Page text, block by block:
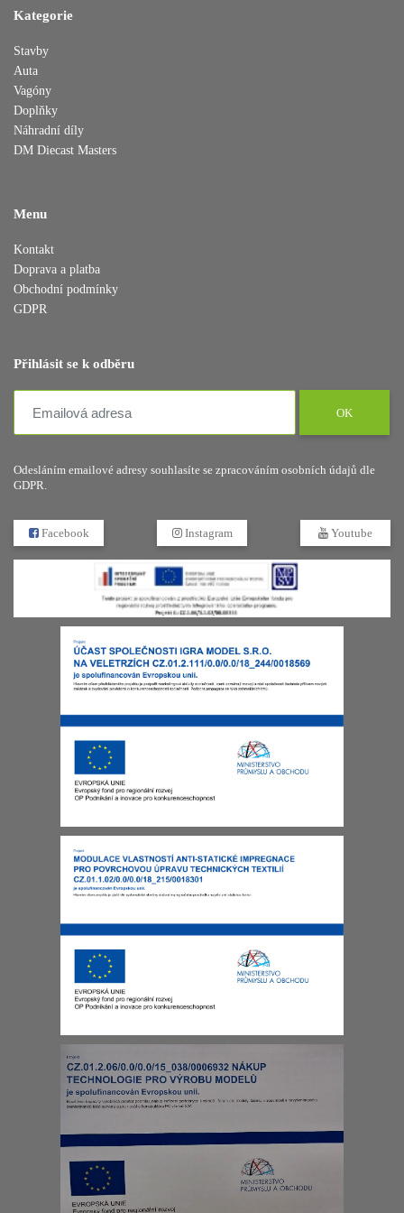
Kategorie
Stavby
Auta
Vagóny
Doplňky
Náhradní díly
DM Diecast Masters
Menu
Kontakt
Doprava a platba
Obchodní podmínky
GDPR
Přihlásit se k odběru
OK
Odesláním emailové adresy souhlasíte se zpracováním osobních údajů dle
GDPR.
Facebook Instagram Youtube